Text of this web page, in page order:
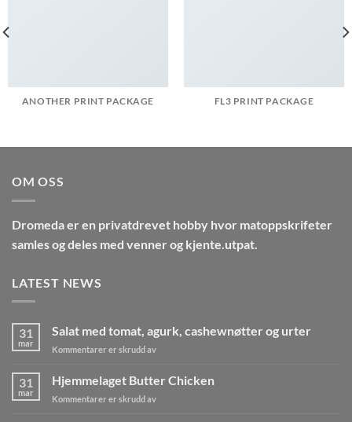
ANOTHER PRINT PACKAGE FL3 PRINT PACKAGE
OM OSS
Dromedaer en privatdrevet hobby hvor matoppskrifeter
samles og deles med venner og kjente.utpat.
LATEST NEWS
31
mar
Salat med tomat, agurk, cashewnøtter og urter
Kommentarer er skrudd avfor
med
31
mar
Hjemmelaget Butter Chicken
Kommentarer er skrudd avfor